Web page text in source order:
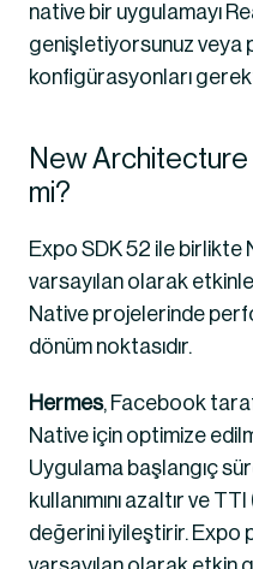
native bir uygulamayı
genişletiyorsunuz veya
konfigürasyonları
New Architecture
mi?
Expo SDK 52 ile
varsayılan olarak
Native projelerinde
dönüm noktasıdır.
Hermes, Facebook
Native için optimize
Uygulama başlangıç
kullanımını azaltır ve
değerini iyileştirir. Expo